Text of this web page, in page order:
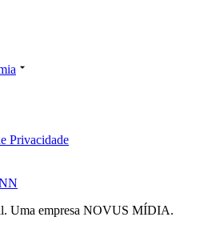
Privacidade
Uma empresa NOVUS MÍDIA.